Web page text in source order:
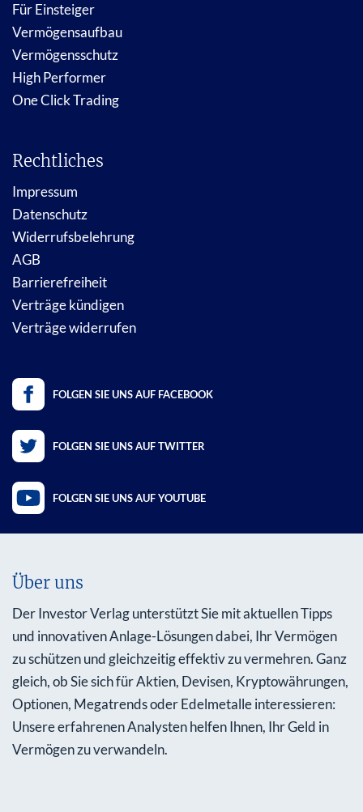
Für Einsteiger
Vermögensaufbau
Vermögensschutz
High Performer
One Click Trading
Rechtliches
Impressum
Datenschutz
Widerrufsbelehrung
AGB
Barrierefreiheit
Verträge kündigen
Verträge widerrufen
FOLGEN SIE UNS AUF FACEBOOK
FOLGEN SIE UNS AUF TWITTER
FOLGEN SIE UNS AUF YOUTUBE
Über uns
Der Investor Verlag unterstützt Sie mit aktuellen Tipps
und innovativen Anlage-Lösungen dabei, Ihr Vermögen
zu schützen und gleichzeitig effektiv zu vermehren. Ganz
gleich, ob Sie sich für Aktien, Devisen, Kryptowährungen,
Optionen, Megatrends oder Edelmetalle interessieren:
Unsere erfahrenen Analysten helfen Ihnen, Ihr Geld in
Vermögen zu verwandeln.